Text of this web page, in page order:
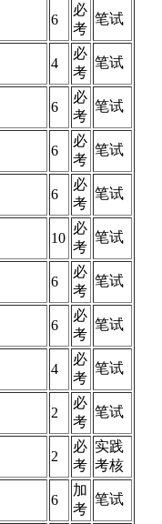
6
必
考
笔试
4
必
考
笔试
6
必
考
笔试
6
必
考
笔试
6
必
考
笔试
10
必
考
笔试
6
必
考
笔试
6
必
考
笔试
4
必
考
笔试
2
必
考
笔试
2
必
考
实践
考核
6
加
考
笔试